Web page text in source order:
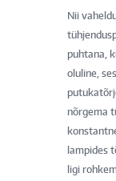
Nii
puhtana,
oluline,
nõrgema
lampides
ligi